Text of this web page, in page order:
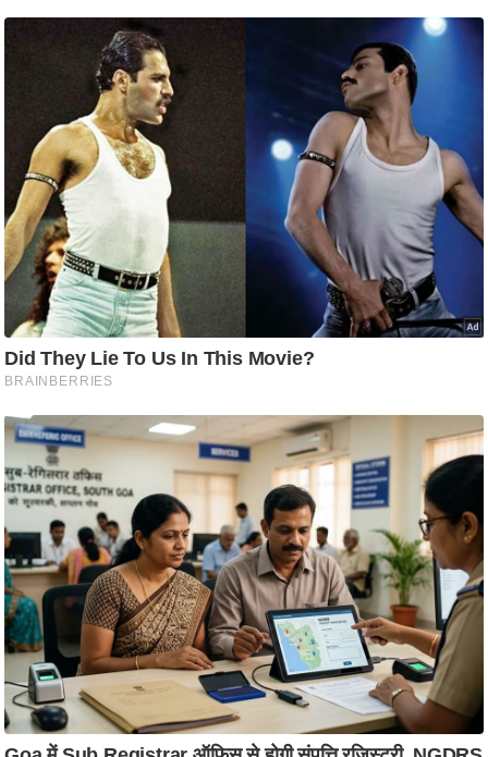
क्नॉ
जी
टी
/
फै
श
न
घ
रे
लू
नु
प
ट
न
स्थ
ल
फि
ट
ने
स
मं
त्रा